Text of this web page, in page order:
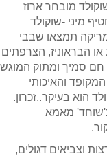
מובחר ארוז
מיני -שוקולד
תמצאו שבבי
או הבראוניז, הצרפתים
חם סמיך ומתוק המוגש
והאיכותי
הוא בעיקר..זכרון.
כ'שוחד' מאמא
וצביאים דגולים,